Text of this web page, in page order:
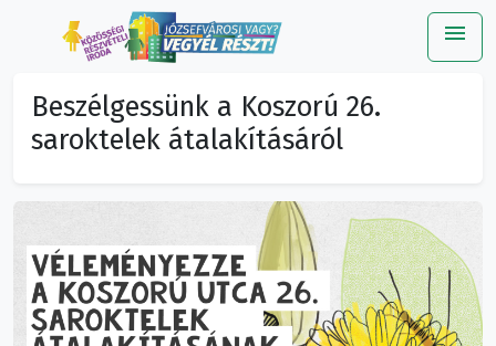
menu
Beszélgessünk a Koszorú 26.
saroktelek átalakításáról